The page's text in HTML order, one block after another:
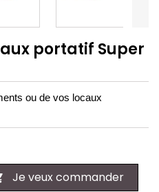
portatif Super
ou de vos locaux
Je veux commander